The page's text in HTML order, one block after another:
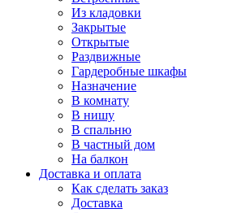
Из кладовки
Закрытые
Открытые
Раздвижные
Гардеробные шкафы
Назначение
В комнату
В нишу
В спальню
В частный дом
На балкон
Доставка и оплата
Как сделать заказ
Доставка